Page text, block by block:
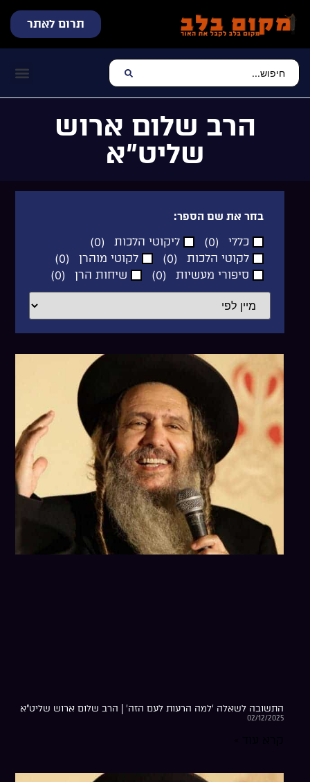
תרום לאתר
הרב שלום ארוש
שליט”א
בחר את שם הספר:
כללי (
0
) ליקוטי הלכות (
0
)
לקוטי הלכות (
0
) לקוטי מוהרן (
0
)
סיפורי מעשיות (
0
) שיחות הרן (
0
)
התשובה לשאלה ‘למה הרעות לעם הזה’ | הרב שלום ארוש שליט”א
02/12/2025